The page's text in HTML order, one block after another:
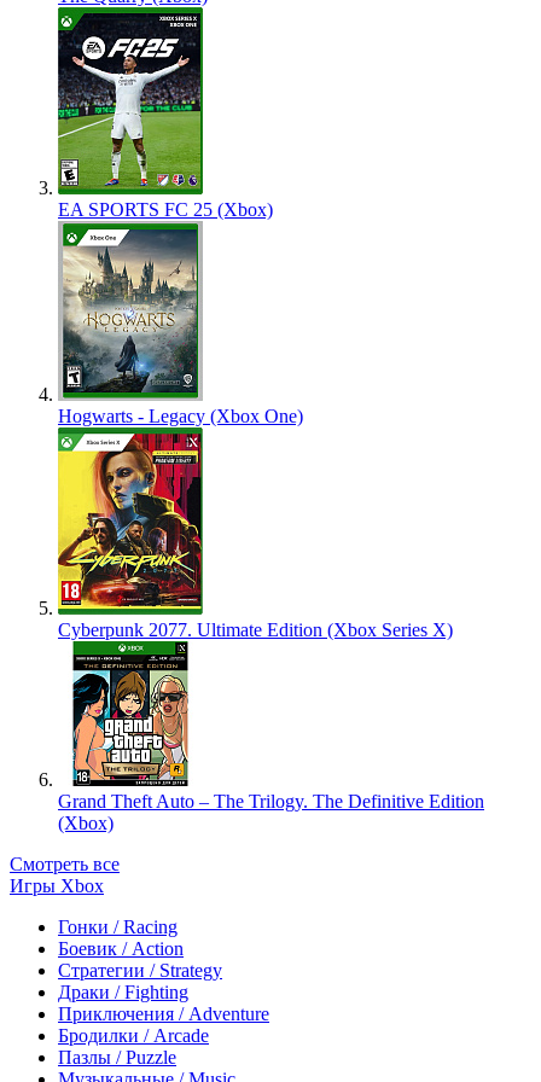
EA SPORTS FC 25 (Xbox)
Hogwarts - Legacy (Xbox One)
Cyberpunk 2077. Ultimate Edition (Xbox Series X)
Grand Theft Auto – The Trilogy. The Definitive Edition
(Xbox)
Смотреть все
Игры Xbox
Гонки / Racing
Боевик / Action
Стратегии / Strategy
Драки / Fighting
Приключения / Adventure
Бродилки / Arcade
Пазлы / Puzzle